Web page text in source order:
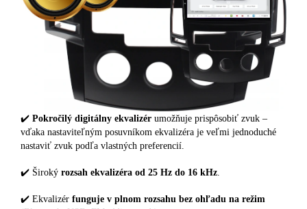
✔️ Pokročilý digitálny ekvalizér umožňuje prispôsobiť zvuk –
vďaka nastaviteľným posuvníkom ekvalizéra je veľmi jednoduché
nastaviť zvuk podľa vlastných preferencií.
✔️ Široký rozsah ekvalizéra od 25 Hz do 16 kHz
✔️ Ekvalizér funguje v plnom rozsahu bez ohľadu na režim